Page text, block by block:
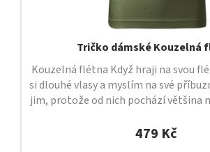
Tričko dámské Kouzelná
479 Kč
Kouzelná flétna Když hraji na svou
si dlouhé vlasy a myslím na své
jim, protože od nich pochází většina